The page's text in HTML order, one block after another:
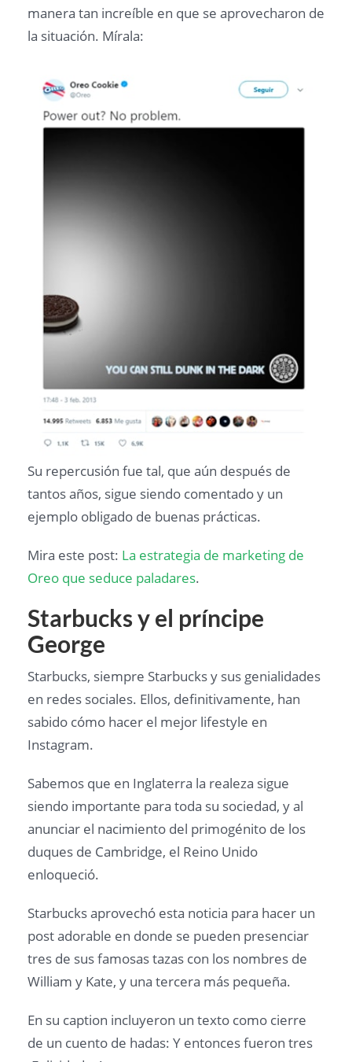
manera tan increíble en que se aprovecharon de
la situación. Mírala:
Su repercusión fue tal, que aún después de
tantos años, sigue siendo comentado y un
ejemplo obligado de buenas prácticas.
Mira este post: La estrategia de marketing de
Oreo que seduce paladares.
Starbucks y el príncipe
George
Starbucks, siempre Starbucks y sus genialidades
en redes sociales. Ellos, definitivamente, han
sabido cómo hacer el mejor lifestyle en
Instagram.
Sabemos que en Inglaterra la realeza sigue
siendo importante para toda su sociedad, y al
anunciar el nacimiento del primogénito de los
duques de Cambridge, el Reino Unido
enloqueció.
Starbucks aprovechó esta noticia para hacer un
post adorable en donde se pueden presenciar
tres de sus famosas tazas con los nombres de
William y Kate, y una tercera más pequeña.
En su caption incluyeron un texto como cierre
de un cuento de hadas: Y entonces fueron tres